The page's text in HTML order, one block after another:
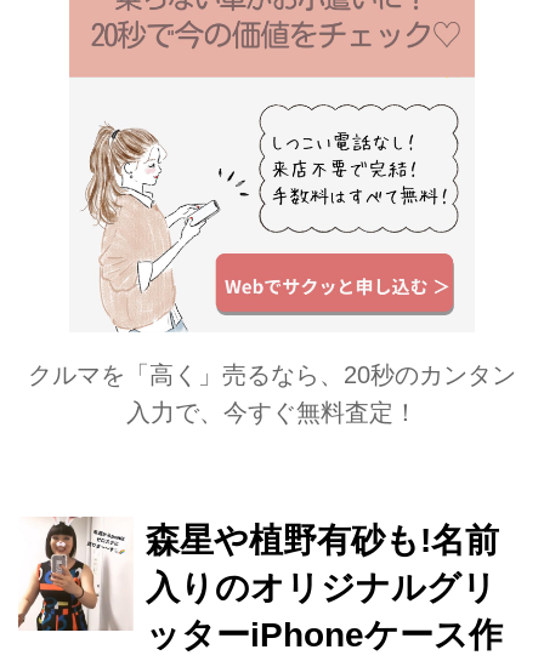
クルマを「高く」売るなら、20秒のカンタン
入力で、今すぐ無料査定！
森星や植野有砂も!名前
入りのオリジナルグリ
ッターiPhoneケース作